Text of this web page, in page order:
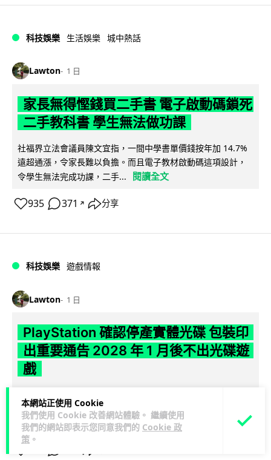
本網站正使用 Cookie
我們使用 Cookie 改善網站體驗。 繼續使用
我們的網站即表示您同意我們的 Cookie 政
策 。
科技娛樂 生活娛樂 城中熱話
Lawton 1 日
家長無得慳錢買二手書 電子啟動碼鎖死
二手教科書 學生無法做功課
社福界立法會議員陳文宜指，一間中學書單價錢按年加 14.7%
遠超通漲，令家長難以負擔。而且電子教材啟動碼這項設計，
令學生無法完成功課，二手...
閱讀全文
935 371 ↗ 分享
科技娛樂 遊戲情報
Lawton 1 日
PlayStation 確認停產實體光碟 包裝印
出重要通告 2028 年 1 月後不出光碟遊
戲
計劃：2028 年 1 月起停產新遊戲實體光碟。分析師預期 PS6
因此... 閱讀全文